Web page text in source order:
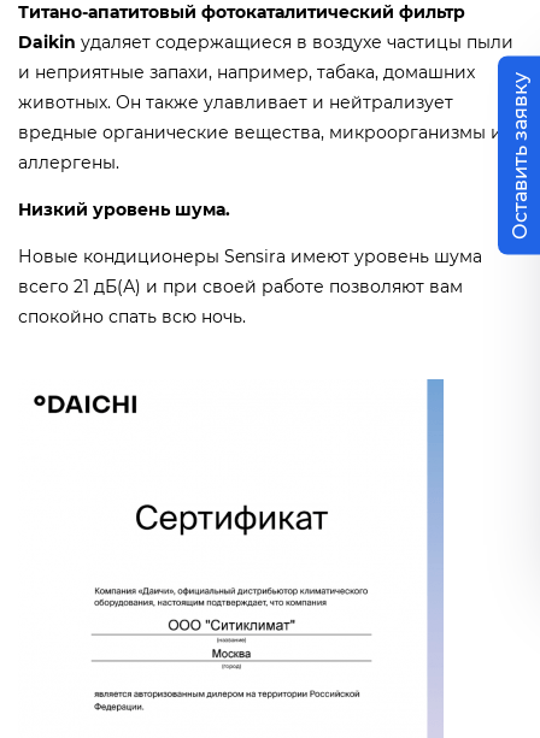
Титано-апатитовый фотокаталитический фильтр
Daikin удаляет содержащиеся в воздухе частицы пыли
и неприятные запахи, например, табака, домашних
животных. Он также улавливает и нейтрализует
вредные органические вещества, микроорганизмы и
аллергены.
Низкий уровень шума.
Новые кондиционеры Sensira имеют уровень шума
всего 21 дБ(А) и при своей работе позволяют вам
спокойно спать всю ночь.
Оставить заявку